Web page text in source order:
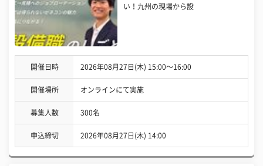
い！九州の現場から設
開催日時 2026年08月27日(木) 15:00〜16:00
開催場所 オンラインにて実施
募集人数 300名
申込締切 2026年08月27日(木) 14:00